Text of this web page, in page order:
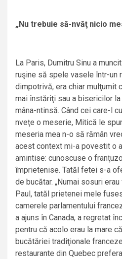
„Nu trebuie să-nvăţ nicio
La Paris, Dumitru Sinu a
ruşine să spele vasele într-un
dimpotrivă, era chiar mulţumit
mai înstăriţi sau a bisericilor
mâna-ntinsă. Când cei care-l
nveţe o meserie, Mitică le
meseria mea n-o să rămân
acest context mi-a povestit o
amintise: cunoscuse o
împrietenise. Tatăl fetei s-a
de bucătar. „Numai sosuri
Paul, tatăl prietenei mele
camerele parlamentului
a ajuns în Canada, a regretat
pentru că acolo erau la mare
bucătăriei tradiţionale
restaurante din Quebec